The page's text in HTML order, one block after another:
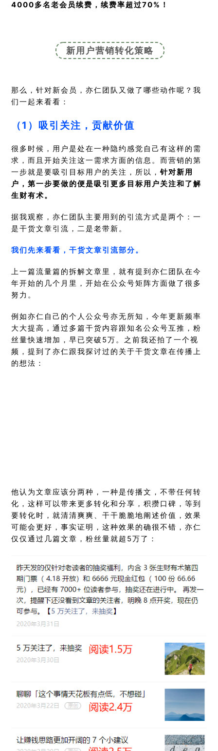
4000多名老会员续费，续费率超过70%！
新用户营销转化策略
那么，针对新会员，亦仁团队又做了哪些动作呢？我
们一起来看看：
（1）吸引关注，贡献价值
很多时候，用户是处在一种隐约感觉自己有这样的需
求，而且开始关注这一需求方面的信息。而营销的第
一步就是要吸引目标用户的关注，所以，针对新用
户，第一步要做的便是吸引更多目标用户关注和了解
生财有术。
据我观察，亦仁团队主要用到的引流方式是两个：一
是干货文章引流，二是老带新。
我们先来看看，干货文章引流部分。
上一篇流量篇的拆解文章里，就有提到亦仁团队在今
年开始的几个月里，开始在公众号矩阵方面做了很多
努力。
例如亦仁自己的个人公众号亦无所知，今年更新频率
大大提高，通过多篇干货内容跟知名公众号互推，粉
丝量快速增加，早已突破5万。之前我还拍了一个视
频，提到了亦仁跟我探讨过的关于干货文章在传播上
的想法：
他认为文章应该分两种，一种是传播文，不带任何转
化，这样可以带来更多转化和分享，积攒口碑，等到
要转化时，就清清爽爽、干干脆脆地阐述价值，效果
可能会更好，事实证明，这种效果的确很不错，亦仁
仅仅通过几篇文章，粉丝量就超5万了：